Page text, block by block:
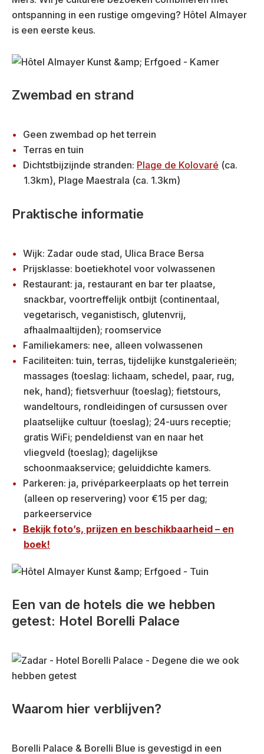
ontspanning in een rustige omgeving? Hôtel Almayer
is een eerste keus.
Zwembad en strand
Geen zwembad op het terrein
Terras en tuin
Dichtstbijzijnde stranden: Plage de Kolovaré (ca.
1.3km), Plage Maestrala (ca. 1.3km)
Praktische informatie
Wijk: Zadar oude stad, Ulica Brace Bersa
Prijsklasse: boetiekhotel voor volwassenen
Restaurant: ja, restaurant en bar ter plaatse,
snackbar, voortreffelijk ontbijt (continentaal,
vegetarisch, veganistisch, glutenvrij,
afhaalmaaltijden); roomservice
Familiekamers: nee, alleen volwassenen
Faciliteiten: tuin, terras, tijdelijke kunstgalerieën;
massages (toeslag: lichaam, schedel, paar, rug,
nek, hand); fietsverhuur (toeslag); fietstours,
wandeltours, rondleidingen of cursussen over
plaatselijke cultuur (toeslag); 24-uurs receptie;
gratis WiFi; pendeldienst van en naar het
vliegveld (toeslag); dagelijkse
schoonmaakservice; geluiddichte kamers.
Parkeren: ja, privéparkeerplaats op het terrein
(alleen op reservering) voor €15 per dag;
parkeerservice
Bekijk foto’s, prijzen en beschikbaarheid – en
boek!
Een van de hotels die we hebben
getest: Hotel Borelli Palace
Waarom hier verblijven?
Borelli Palace & Borelli Blue is gevestigd in een